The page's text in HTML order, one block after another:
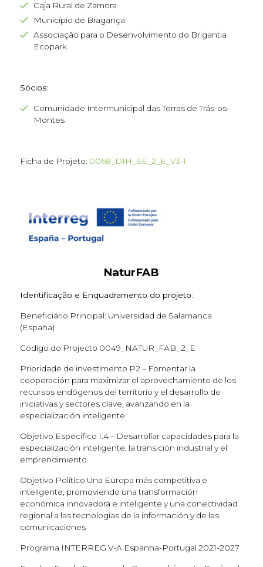
Caja Rural de Zamora
Município de Bragança
Associação para o Desenvolvimento do Brigantia
Ecopark
Sócios:
Comunidade Intermunicipal das Terras de Trás-os-
Montes
Ficha de Projeto: 0068_DIH_SE_2_E_V3-1
NaturFAB
Identificação e Enquadramento do projeto:
Beneficiário Principal: Universidad de Salamanca
(España)
Código do Projecto 0049_NATUR_FAB_2_E
Prioridade de investimento P2 – Fomentar la
cooperación para maximizar el aprovechamiento de los
recursos endógenos del territorio y el desarrollo de
iniciativas y sectores clave, avanzando en la
especialización inteligente
Objetivo Específico 1.4 – Desarrollar capacidades para la
especialización inteligente, la transición industrial y el
emprendimiento
Objetivo Político Una Europa más competitiva e
inteligente, promoviendo una transformación
económica innovadora e inteligente y una conectividad
regional a las tecnologías de la información y de las
comunicaciones
Programa INTERREG V-A Espanha-Portugal 2021-2027